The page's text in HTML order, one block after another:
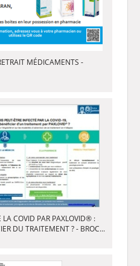
MÉDICAMENTS -
LA COVID PAR PAXLOVID® :
DU TRAITEMENT ? - BROC...